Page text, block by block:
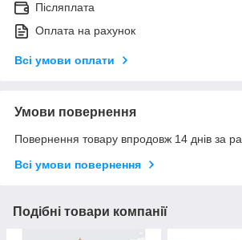
Післяплата
Оплата на рахунок
Всі умови оплати
Умови повернення
Повернення товару впродовж 14 днів за
Всі умови повернення
Подібні товари компанії